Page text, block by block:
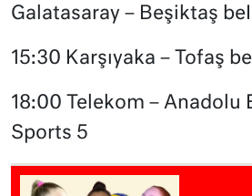
Galatasaray – Beşiktaş
15:30 Karşıyaka – Tofaş
18:00 Telekom – Anadolu
Sports 5